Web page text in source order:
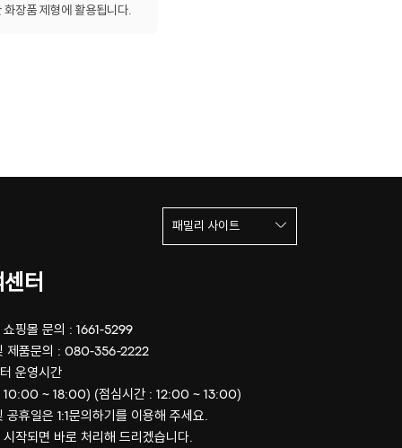
장품 제형에 활용됩니다.
터
쇼핑몰 문의 : 1661-5299
제품문의 : 080-356-2222
운영시간
10:00 ~ 18:00) (점심시간 : 12:00 ~ 13:00)
공휴일은 1:1문의하기를 이용해 주세요.
시작되면 바로 처리해 드리겠습니다.
패밀리 사이트